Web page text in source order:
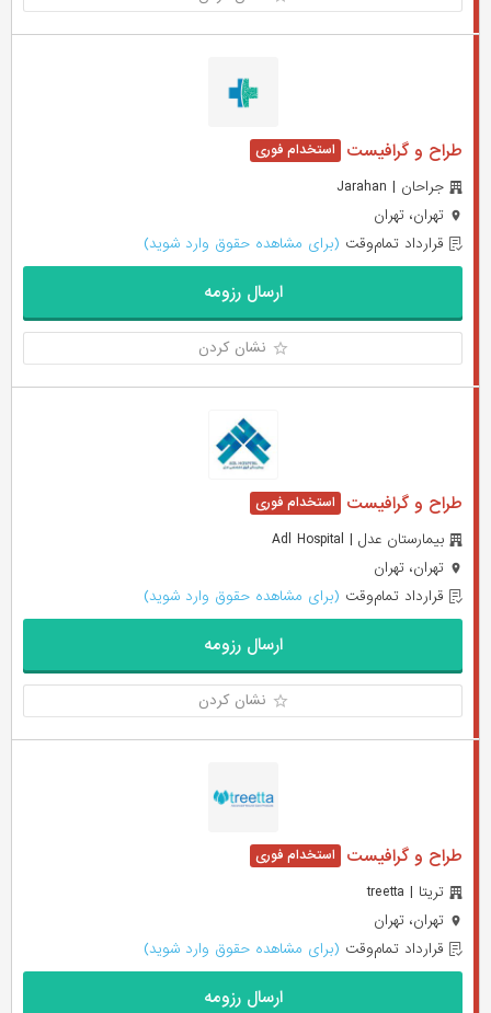
طراح و گرافیست
جراحان | Jarahan
تهران، تهران
قرارداد تمام‌وقت (برای مشاهده حقوق وارد شوید)
ارسال رزومه
نشان کردن
طراح و گرافیست
بيمارستان عدل | Adl Hospital
تهران، تهران
قرارداد تمام‌وقت (برای مشاهده حقوق وارد شوید)
ارسال رزومه
نشان کردن
طراح و گرافیست
تریتا | treetta
تهران، تهران
قرارداد تمام‌وقت (برای مشاهده حقوق وارد شوید)
ارسال رزومه